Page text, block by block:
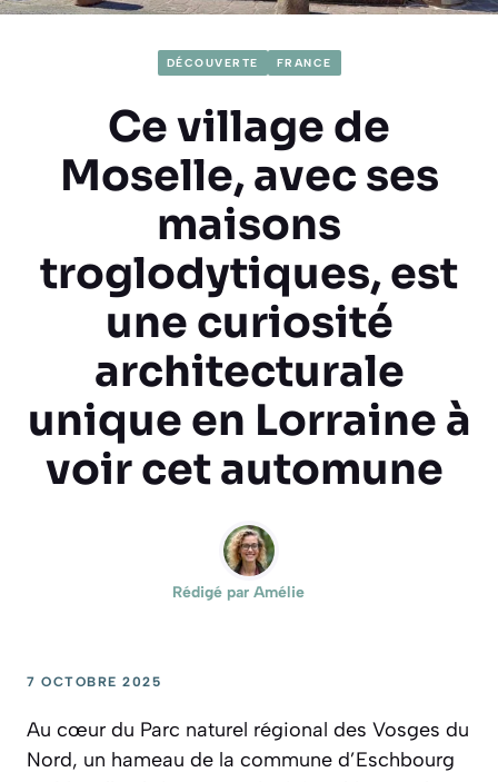
DÉCOUVERTE FRANCE
Ce village de
Moselle, avec ses
maisons
troglodytiques, est
une curiosité
architecturale
unique en Lorraine à
voir cet automune
Rédigé par Amélie
7 OCTOBRE 2025
Au cœur du Parc naturel régional des Vosges du
Nord, un hameau de la commune d’Eschbourg